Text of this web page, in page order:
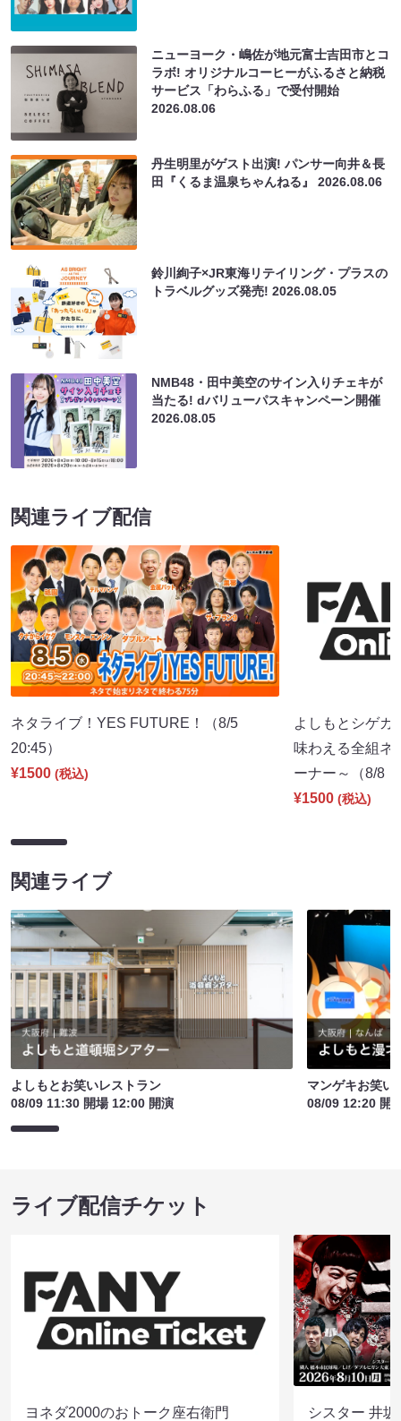
ニューヨーク・嶋佐が地元富士吉田市とコ
ラボ! オリジナルコーヒーがふるさと納税
サービス「わらふる」で受付開始
2026.08.06
丹生明里がゲスト出演! パンサー向井＆長
田『くるま温泉ちゃんねる』2026.08.06
鈴川絢子×JR東海リテイリング・プラスの
トラベルグッズ発売!2026.08.05
NMB48・田中美空のサイン入りチェキが
当たる! dバリューパスキャンペーン開催
2026.08.05
関連ライブ配信
ネタライブ！YES FUTURE！（8/5
20:45）
¥1500 (税込)
よしもとシゲカ
味わえる全組ネ
ーナー～（8/8
¥1500 (税込)
関連ライブ
よしもとお笑いレストラン
08/09 11:30 開場 12:00 開演
マンゲキお笑い
08/09 12:20 開
ライブ配信チケット
ヨネダ2000のおトーク座右衛門
シスター 井